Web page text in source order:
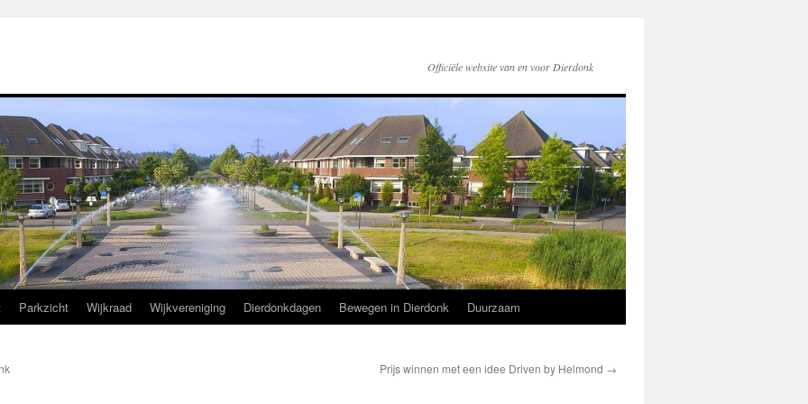
Officiële website van en voor Dierdonk
Parkzicht Wijkraad Wijkvereniging Dierdonkdagen Bewegen in Dierdonk Duurzaam
Prijs winnen met een idee Driven by Helmond →